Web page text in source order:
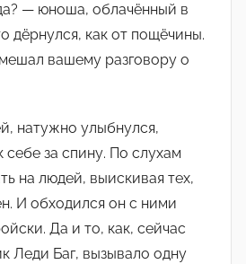
— юноша, облачённый в
дёрнулся, как от пощёчины.
вашему разговору о
натужно улыбнулся,
себе за спину. По слухам
на людей, выискивая тех,
И обходился он с ними
Да и то, как, сейчас
Леди Баг, вызывало одну